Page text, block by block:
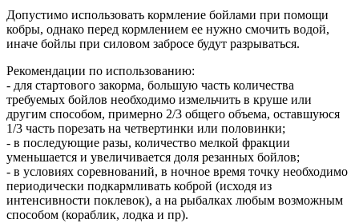
Допустимо использовать кормление бойлами при помощи
кобры, однако перед кормлением ее нужно смочить водой,
иначе бойлы при силовом забросе будут разрываться.
Рекомендации по использованию:
- для стартового закорма, большую часть количества
требуемых бойлов необходимо измельчить в круше или
другим способом, примерно 2/3 общего объема, оставшуюся
1/3 часть порезать на четвертинки или половинки;
- в последующие разы, количество мелкой фракции
уменьшается и увеличивается доля резанных бойлов;
- в условиях соревнований, в ночное время точку необходимо
периодически подкармливать коброй (исходя из
интенсивности поклевок), а на рыбалках любым возможным
способом (кораблик, лодка и пр).